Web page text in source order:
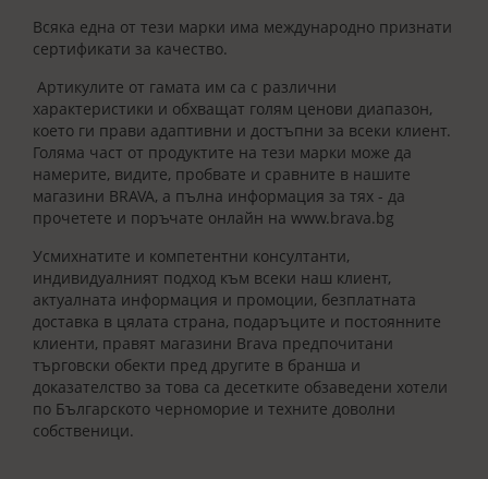
Всяка една от тези марки има международно признати
сертификати за качество.
Артикулите от гамата им са с различни
характеристики и обхващат голям ценови диапазон,
което ги прави адаптивни и достъпни за всеки клиент.
Голяма част от продуктите на тези марки може да
намерите, видите, пробвате и сравните в нашите
магазини BRAVA, а пълна информация за тях - да
прочетете и поръчате онлайн на www.brava.bg
Усмихнатите и компетентни консултанти,
индивидуалният подход към всеки наш клиент,
актуалната информация и промоции, безплатната
доставка в цялата страна, подаръците и постоянните
клиенти, правят магазини Brava предпочитани
търговски обекти пред другите в бранша и
доказателство за това са десетките обзаведени хотели
по Българското черноморие и техните доволни
собственици.